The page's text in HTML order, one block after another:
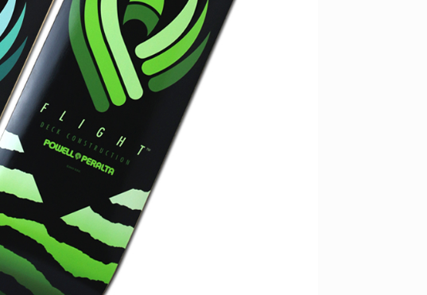
/ 尾澤 彰 IZURU NAGAHARA / 永原依弦
2026.08.05